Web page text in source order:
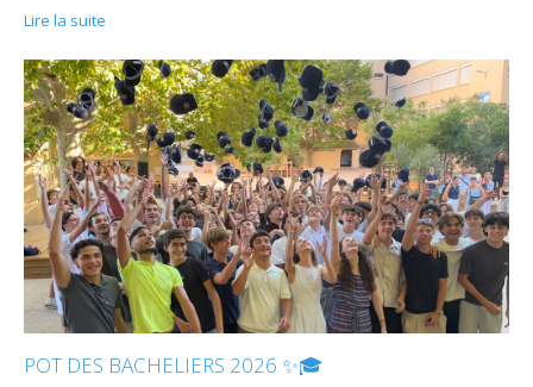
Lire la suite
POT DES BACHELIERS 2026 ✨🎓